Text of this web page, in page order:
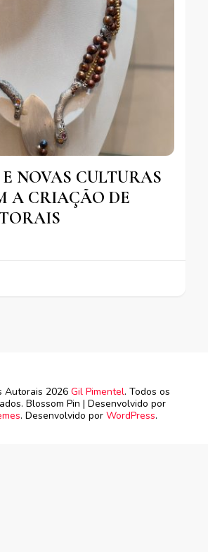
NOVAS CULTURAS
A CRIAÇÃO DE
Autorais 2026 Gil Pimentel. Todos os
Blossom Pin | Desenvolvido por
. Desenvolvido por WordPress.